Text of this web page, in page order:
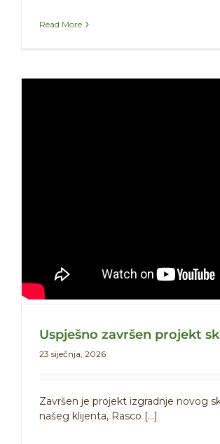
Read More
Uspješno završen projekt
23 siječnja, 2026
Završen je projekt izgradnje novog
našeg klijenta, Rasco [...]